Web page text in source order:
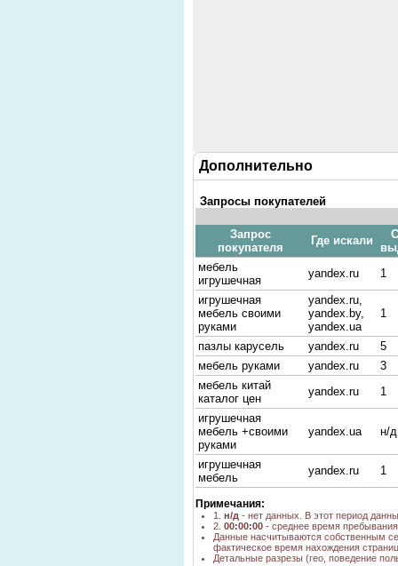
Дополнительно
Запросы покупателей
Запрос
покупателя
Где искали
мебель
игрушечная
yandex.ru
1
игрушечная
мебель своими
руками
yandex.ru,
yandex.by,
yandex.ua
1
пазлы карусель yandex.ru
5
мебель руками
yandex.ru
3
мебель китай
каталог цен
yandex.ru
1
игрушечная
мебель +своими
руками
yandex.ua н/д
игрушeчнaя
мeбeль
yandex.ru
1
игра мебель
игрушачные
мебели
yandex.ru
1
игрушка мебель
yandex.ru
1
Примечания:
1. н/д - нет данных. В этот период
2. 00:00:00 - среднее время
Данные насчитываются собственным
фактическое время нахождения
Детальные разрезы (гео, поведение